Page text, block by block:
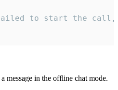
to start the
message in the offline chat mode.